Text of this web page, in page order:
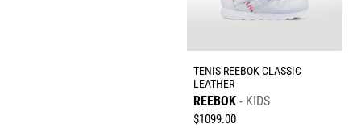
TENIS REEBOK CLASSIC
LEATHER
REEBOK KIDS
$1099.00